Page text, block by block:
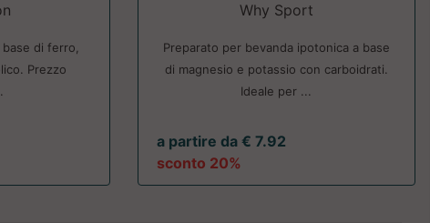
di ferro,
Prezzo
Why Sport
Preparato per bevanda ipotonica a base
di magnesio e potassio con carboidrati.
Ideale per ...
a partire da € 7.92
sconto 20%